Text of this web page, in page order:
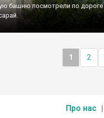
башню посмотрели по дороге
1 2
Про нас